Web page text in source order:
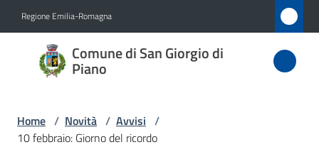
Regione Emilia-Romagna
Comune di San Giorgio di
Piano
Comune
di San
di Piano
Home / Novità / Avvisi /
10 febbraio: Giorno del ricordo